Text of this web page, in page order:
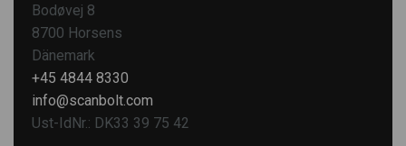
Bodøvej 8
8700 Horsens
Dänemark
+45 4844 8330
info@scanbolt.com
Ust-IdNr.: DK33 39 75 42